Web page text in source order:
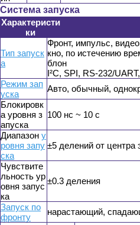
Система запуска
Характеристи
ки
Тип запуск
а
Фронт, импульс,
кно, по истечению
блон
I²C, SPI, RS-232/
Режим зап
уска
Авто, обычный,
Блокировк
а уровня з
апуска
100 нс ~ 10 с
Диапазон у
ровня запу
ска
±5 делений от центра
Чувствите
льность ур
овня запус
ка
±0.3 деления
Запуск по
фронту
нарастающий,